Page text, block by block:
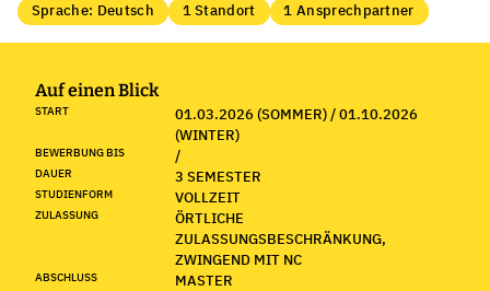
Sprache: Deutsch 1 Standort 1 Ansprechpartner
Auf einen Blick
START
01.03.2026 (SOMMER) / 01.10.2026
(WINTER)
BEWERBUNG BIS /
DAUER 3 SEMESTER
STUDIENFORM VOLLZEIT
ZULASSUNG
ÖRTLICHE
ZULASSUNGSBESCHRÄNKUNG,
ZWINGEND MIT NC
ABSCHLUSS MASTER